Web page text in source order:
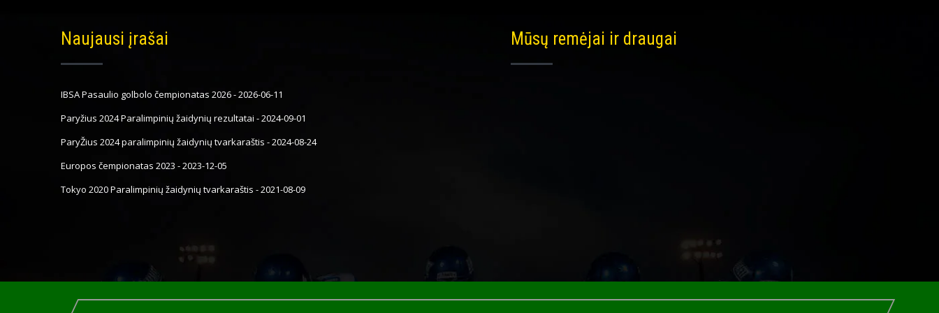
Naujausi įrašai
IBSA Pasaulio golbolo čempionatas 2026-2026-06-11
Paryžius 2024 Paralimpinių žaidynių rezultatai -2024-09-01
ParyŽius 2024 paralimpinių žaidynių tvarkaraštis -2024-08-24
Europos čempionatas 2023 -2023-12-05
Tokyo 2020 Paralimpinių žaidynių tvarkaraštis -2021-08-09
Mūsų remėjai ir draugai